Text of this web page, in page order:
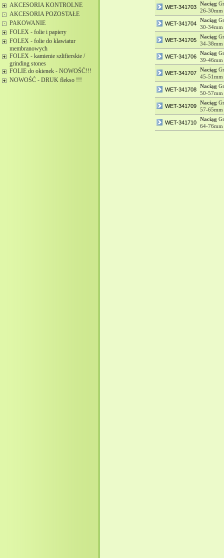
AKCESORIA KONTROLNE
AKCESORIA POZOSTAŁE
PAKOWANIE
FOLEX - folie i papiery
FOLEX - folie do klawiatur
membranowych
FOLEX - kamienie szlifierskie /
grinding stones
FOLIE do okienek - NOWOŚĆ!!!
NOWOŚĆ - DRUK flekso !!!
WET-341703
Naciąg
26-30mm
WET-341704
Naciąg
30-34mm
WET-341705
Naciąg
34-38mm
WET-341706
Naciąg
39-46mm
WET-341707
Naciąg
45-51mm
WET-341708
Naciąg
50-57mm
WET-341709
Naciąg
57-65mm
WET-341710
Naciąg
64-76mm